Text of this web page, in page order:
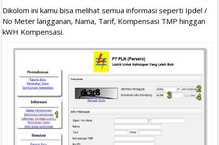
Dikolom ini kamu bisa melihat semua informasi seperti Ipdel /
No Meter langganan, Nama, Tarif, Kompensasi TMP hinggan
kWH Kompensasi.